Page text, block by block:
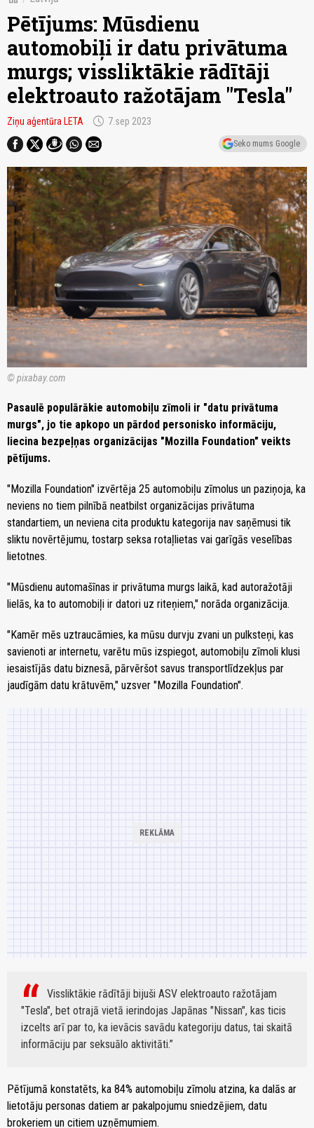
Pētījums: Mūsdienu
automobiļi ir datu privātuma
murgs; vissliktākie rādītāji
elektroauto ražotājam "Tesla"
Ziņu aģentūra LETA schedule 7.sep 2023
Seko mums Google
© pixabay.com
Pasaulē populārākie automobiļu zīmoli ir "datu privātuma
murgs", jo tie apkopo un pārdod personisko informāciju,
liecina bezpeļņas organizācijas "Mozilla Foundation" veikts
pētījums.
"Mozilla Foundation" izvērtēja 25 automobiļu zīmolus un paziņoja, ka
neviens no tiem pilnībā neatbilst organizācijas privātuma
standartiem, un neviena cita produktu kategorija nav saņēmusi tik
sliktu novērtējumu, tostarp seksa rotaļlietas vai garīgās veselības
lietotnes.
"Mūsdienu automašīnas ir privātuma murgs laikā, kad autoražotāji
lielās, ka to automobiļi ir datori uz riteņiem," norāda organizācija.
"Kamēr mēs uztraucāmies, ka mūsu durvju zvani un pulksteņi, kas
savienoti ar internetu, varētu mūs izspiegot, automobiļu zīmoli klusi
iesaistījās datu biznesā, pārvēršot savus transportlīdzekļus par
jaudīgām datu krātuvēm," uzsver "Mozilla Foundation".
Vissliktākie rādītāji bijuši ASV elektroauto ražotājam
"Tesla", bet otrajā vietā ierindojas Japānas "Nissan", kas ticis
izcelts arī par to, ka ievācis savādu kategoriju datus, tai skaitā
informāciju par seksuālo aktivitāti.
Pētījumā konstatēts, ka 84% automobiļu zīmolu atzina, ka dalās ar
lietotāju personas datiem ar pakalpojumu sniedzējiem, datu
brokeriem un citiem uzņēmumiem.